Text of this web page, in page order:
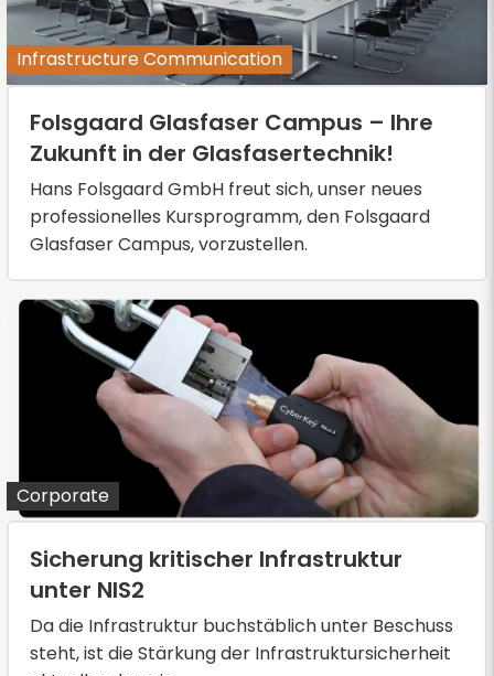
Infrastructure Communication
Folsgaard Glasfaser Campus – Ihre
Zukunft in der Glasfasertechnik!
Hans Folsgaard GmbH freut sich, unser neues
professionelles Kursprogramm, den Folsgaard
Glasfaser Campus, vorzustellen.
Corporate
Sicherung kritischer Infrastruktur
unter NIS2
Da die Infrastruktur buchstäblich unter Beschuss
steht, ist die Stärkung der Infrastruktursicherheit